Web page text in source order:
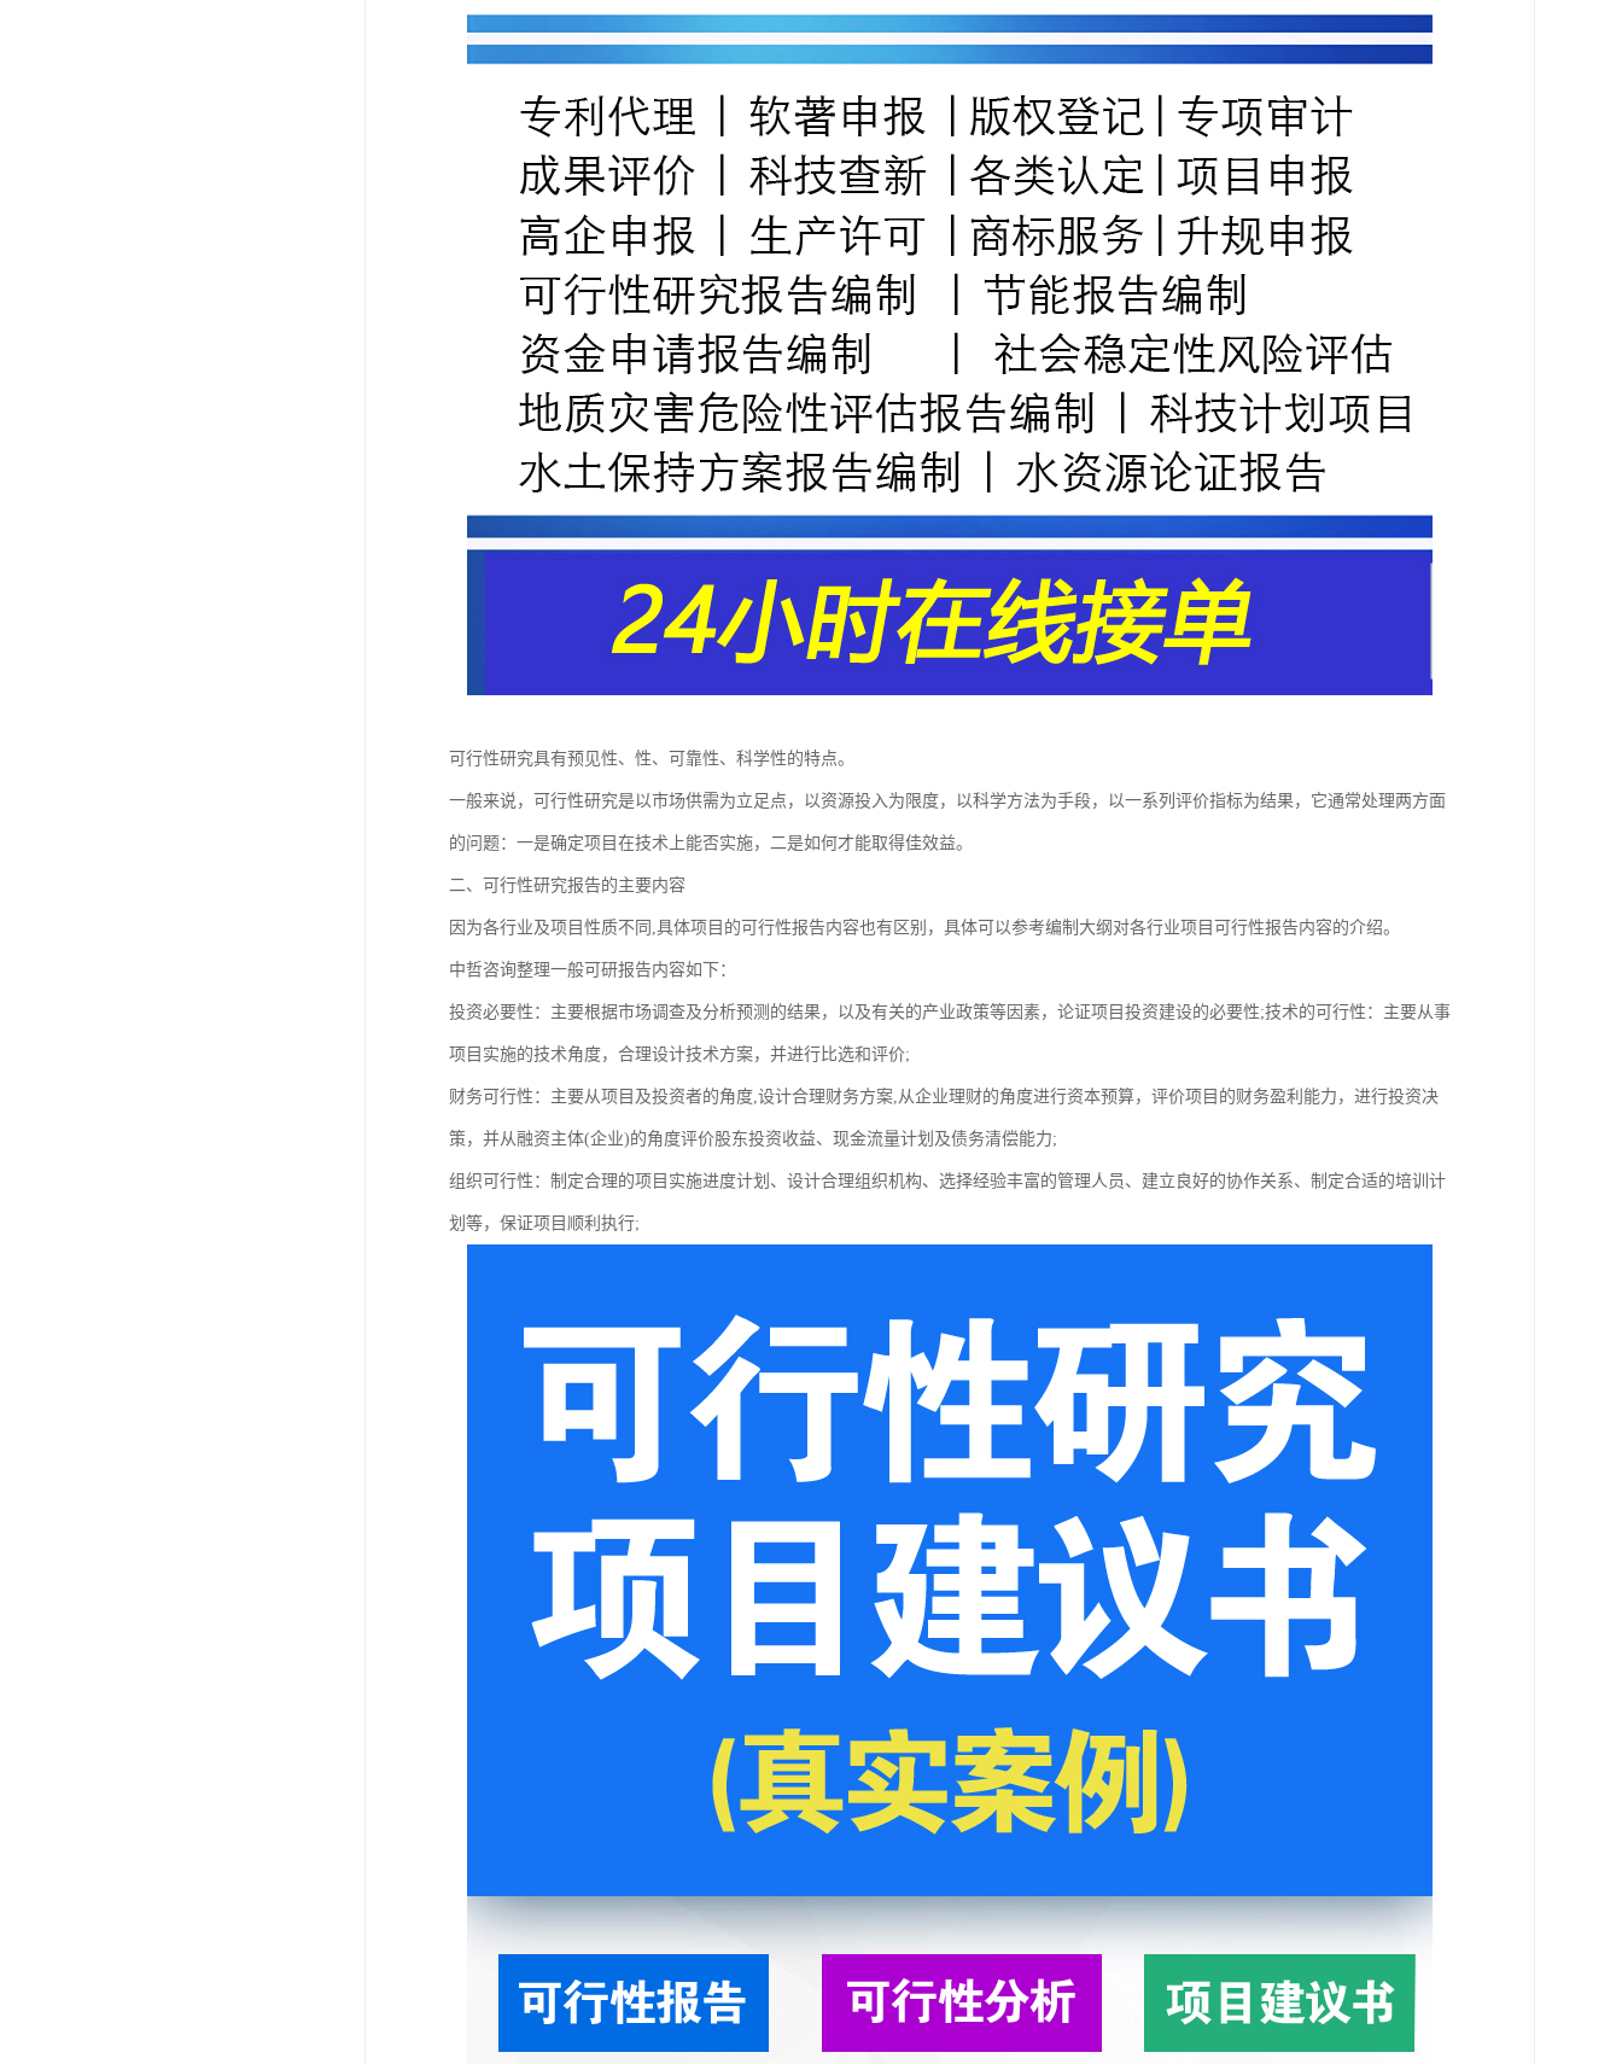
可行性研究具有预见性、性、可靠性、科学性的特点。
一般来说，可行性研究是以市场供需为立足点，以资源投入为限度，以科学方法为手段，以一系列评价指标为结果，它通常处理两方面
的问题：一是确定项目在技术上能否实施，二是如何才能取得佳效益。
二、可行性研究报告的主要内容
因为各行业及项目性质不同,具体项目的可行性报告内容也有区别，具体可以参考编制大纲对各行业项目可行性报告内容的介绍。
中哲咨询整理一般可研报告内容如下：
投资必要性：主要根据市场调查及分析预测的结果，以及有关的产业政策等因素，论证项目投资建设的必要性;技术的可行性：主要从事
项目实施的技术角度，合理设计技术方案，并进行比选和评价;
财务可行性：主要从项目及投资者的角度,设计合理财务方案,从企业理财的角度进行资本预算，评价项目的财务盈利能力，进行投资决
策，并从融资主体(企业)的角度评价股东投资收益、现金流量计划及债务清偿能力;
组织可行性：制定合理的项目实施进度计划、设计合理组织机构、选择经验丰富的管理人员、建立良好的协作关系、制定合适的培训计
划等，保证项目顺利执行;